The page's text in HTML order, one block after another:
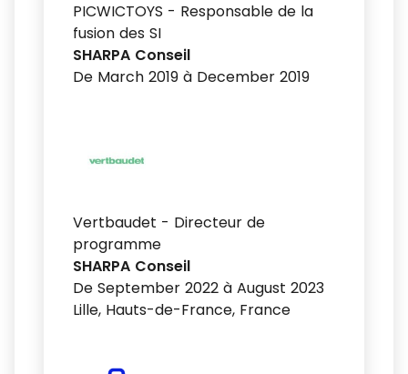
PICWICTOYS - Responsable de la
fusion des SI
SHARPA Conseil
De March 2019 à December 2019
Vertbaudet - Directeur de
programme
SHARPA Conseil
De September 2022 à August 2023
Lille, Hauts-de-France, France